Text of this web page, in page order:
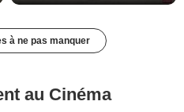
à ne pas manquer
au Cinéma